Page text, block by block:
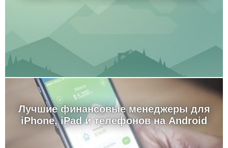
Лучшие финансовые менеджеры для
iPhone, iPad и телефонов на Android